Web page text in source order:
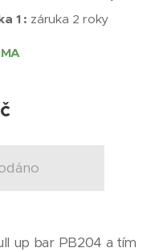
1 : záruka 2 roky
up bar PB204 a tím